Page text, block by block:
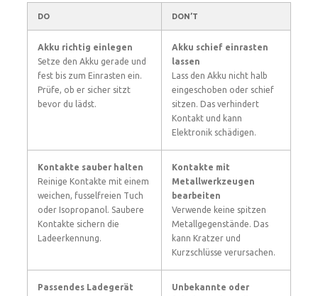
DO DON’T
Akku richtig einlegen
Setze den Akku gerade und
fest bis zum Einrasten ein.
Prüfe, ob er sicher sitzt
bevor du lädst.
Akku schief einrasten
lassen
Lass den Akku nicht halb
eingeschoben oder schief
sitzen. Das verhindert
Kontakt und kann
Elektronik schädigen.
Kontakte sauber halten
Reinige Kontakte mit einem
weichen, fusselfreien Tuch
oder Isopropanol. Saubere
Kontakte sichern die
Ladeerkennung.
Kontakte mit
Metallwerkzeugen
bearbeiten
Verwende keine spitzen
Metallgegenstände. Das
kann Kratzer und
Kurzschlüsse verursachen.
Passendes Ladegerät
Unbekannte oder